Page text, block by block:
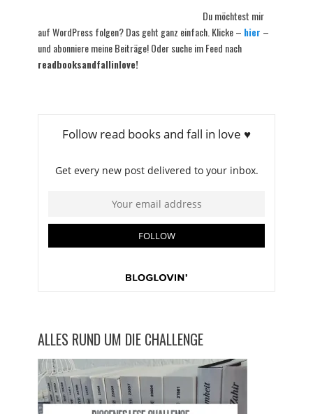
Du möchtest mir
auf WordPress folgen? Das geht ganz einfach. Klicke – hier –
und abonniere meine Beiträge! Oder suche im Feed nach
readbooksandfallinlove!
ALLES RUND UM DIE CHALLENGE